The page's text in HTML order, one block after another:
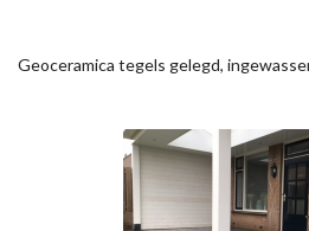
Geoceramica tegels gelegd,